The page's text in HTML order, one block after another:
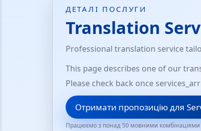
ДЕТАЛІ ПОСЛУГИ
Translation
Professional translation service
This page describes one of our
Please check back once
Отримати пропозицію для
Працюємо з понад 50 мовними комбінаціями